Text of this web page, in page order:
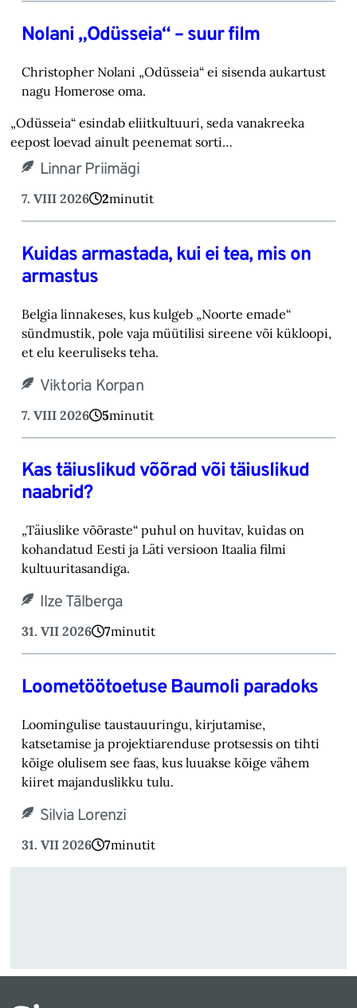
Nolani „Odüsseia“ – suur film
Christopher Nolani „Odüsseia“ ei sisenda aukartust
nagu Homerose oma.‎
„Odüsseia“ esindab eliitkultuuri, seda vanakreeka
eepost loevad ainult peenemat sorti…
Linnar Priimägi
7. VIII 2026 2minutit
Kuidas armastada, kui ei tea, mis on
armastus
Belgia linnakeses, kus kulgeb „Noorte emade“
sündmustik, pole vaja müütilisi sireene või kük‎loopi,
et elu keeruliseks teha. ‎
Viktoria Korpan
7. VIII 2026 5minutit
Kas täiuslikud võõrad või täiuslikud
naabrid?
„Täiuslike võõraste“ puhul on huvitav, kuidas on
kohandatud Eesti ja Läti versioon Itaalia filmi
kultuuritasandiga.
Ilze Tālberga
31. VII 2026 7minutit
Loometöötoetuse Baumoli paradoks
Loomingulise taustauuringu, kirjutamise,
katsetamise ja projektiarenduse protsessis on tihti
kõige olulisem see faas, kus luuakse kõige vähem
kiiret majanduslikku tulu.
Silvia Lorenzi
31. VII 2026 7minutit